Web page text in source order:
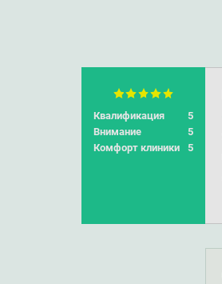
Квалификация
5
Внимание
5
Комфорт клиники
5